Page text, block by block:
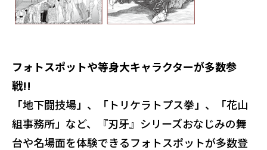
フォトスポットや等身大キャラクターが多数参
戦!!
「地下闘技場」、「トリケラトプス拳」、「花山
組事務所」など、『刃牙』シリーズおなじみの舞
台や名場面を体験できるフォトスポットが多数登